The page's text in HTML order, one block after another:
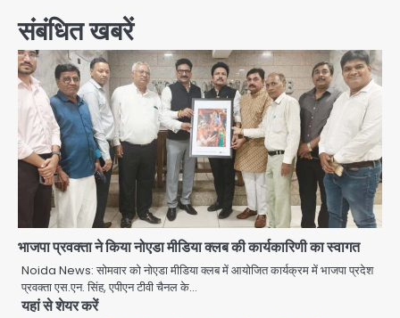
संबंधित खबरें
भाजपा प्रवक्ता ने किया नोएडा मीडिया क्लब की कार्यकारिणी का स्वागत
Noida News: सोमवार को नोएडा मीडिया क्लब में आयोजित कार्यक्रम में भाजपा प्रदेश
प्रवक्ता एस.एन. सिंह, एपीएन टीवी चैनल के…
यहां से शेयर करें